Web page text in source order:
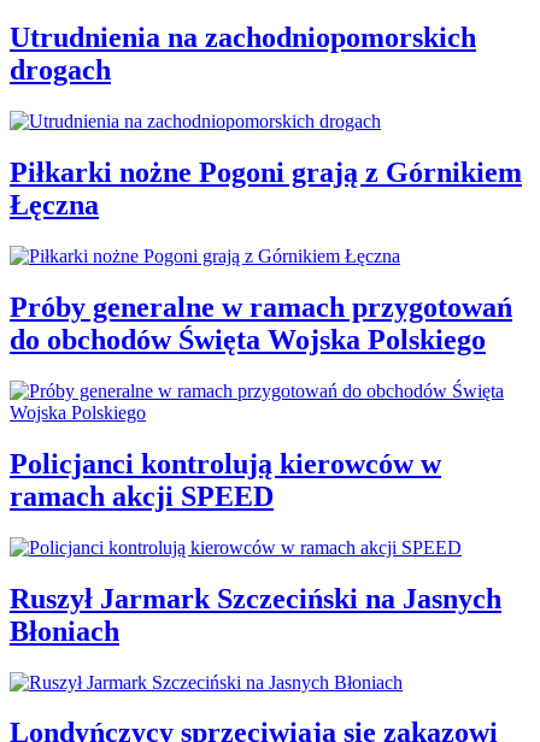
Utrudnienia na zachodniopomorskich
drogach
Piłkarki nożne Pogoni grają z Górnikiem
Łęczna
Próby generalne w ramach przygotowań
do obchodów Święta Wojska Polskiego
Policjanci kontrolują kierowców w
ramach akcji SPEED
Ruszył Jarmark Szczeciński na Jasnych
Błoniach
Londyńczycy sprzeciwiają się zakazowi